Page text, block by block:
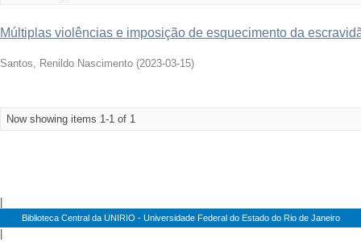
Múltiplas violências e imposição de esquecimento da
Santos, Renildo Nascimento (2023-03-15)
Now showing items 1-1 of 1
Biblioteca Central da UNIRIO - Universidade Federal do Estado do Rio de Janeiro